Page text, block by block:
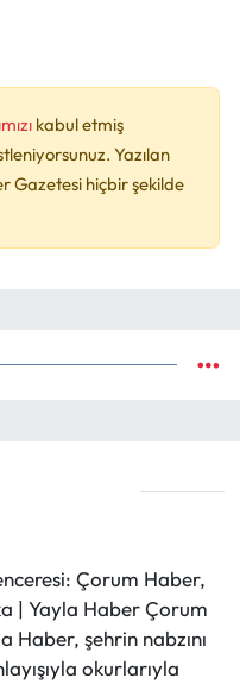
kabul etmiş
Yazılan
Gazetesi hiçbir şekilde
Çorum Haber,
| Yayla Haber Çorum
Haber, şehrin nabzını
okurlarıyla